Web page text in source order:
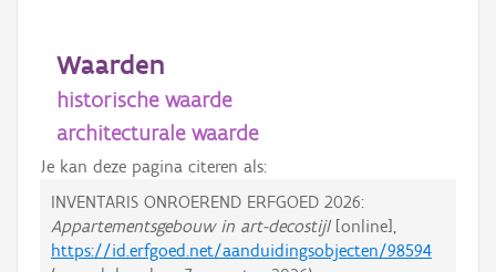
Waarden
historische waarde
architecturale waarde
Je kan deze pagina citeren als:
INVENTARIS ONROEREND ERFGOED 2026:
Appartementsgebouw in art-decostijl[online],
https://id.erfgoed.net/aanduidingsobjecten/98594